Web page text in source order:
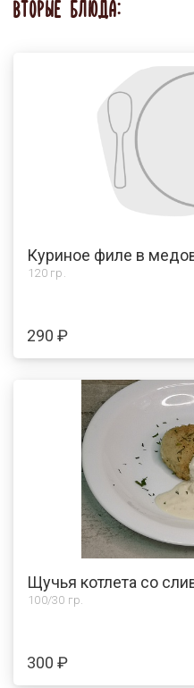
ВТОРЫЕ БЛЮДА:
Куриное филе в
120 гр.
290 ₽
Щучья котлета со
100/30 гр.
300 ₽